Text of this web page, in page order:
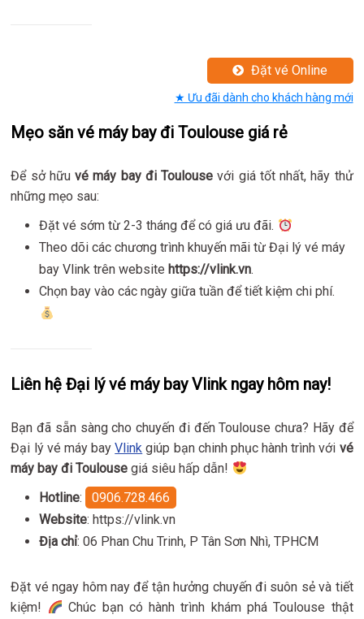
Đặt vé Online
★ Ưu đãi dành cho khách hàng mới
Mẹo săn vé máy bay đi Toulouse giá rẻ
Để sở hữuvé máy bay đi Toulouse với giá tốt nhất, hãy thử
những mẹo sau:
Đặt vé sớm từ 2-3 tháng để có giá ưu đãi.
Theo dõi các chương trình khuyến mãi từ Đại lý vé máy
bay Vlink trên website https://vlink.vn.
Chọn bay vào các ngày giữa tuần để tiết kiệm chi phí.
Liên hệ Đại lý vé máy bay Vlink ngay hôm nay!
Bạn đã sẵn sàng cho chuyến đi đến Toulouse chưa? Hãy để
Đại lý vé máy bayVlink giúp bạn chinh phục hành trình với vé
máy bay đi Toulouse giá siêu hấp dẫn!
Hotline:
0906.728.466
Website: https://vlink.vn
Địa chỉ: 06 Phan Chu Trinh, P Tân Sơn Nhì, TPHCM
Đặt vé ngay hôm nay để tận hưởng chuyến đi suôn sẻ và tiết
kiệm!
Chúc bạn có hành trình khám phá Toulouse thật